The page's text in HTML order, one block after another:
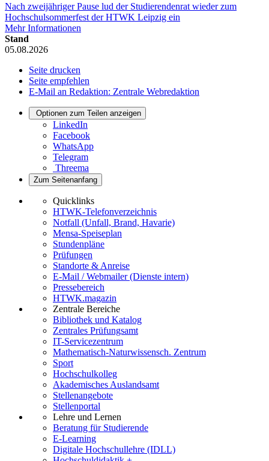
Nach zweijähriger Pause lud der Studierendenrat wieder zum
Hochschulsommerfest der HTWK Leipzig ein
Mehr Informationen
Stand
05.08.2026
Seite drucken
Seite empfehlen
E-Mail an Redaktion: Zentrale Webredaktion
Optionen zum Teilen anzeigen
LinkedIn
Facebook
WhatsApp
Telegram
Threema
Zum Seitenanfang
Quicklinks
HTWK-Telefonverzeichnis
Notfall (Unfall, Brand, Havarie)
Mensa-Speiseplan
Stundenpläne
Prüfungen
Standorte & Anreise
E-Mail / Webmailer (Dienste intern)
Pressebereich
HTWK.magazin
Zentrale Bereiche
Bibliothek und Katalog
Zentrales Prüfungsamt
IT-Servicezentrum
Mathematisch-Naturwissensch. Zentrum
Sport
Hochschulkolleg
Akademisches Auslandsamt
Stellenangebote
Stellenportal
Lehre und Lernen
Beratung für Studierende
E-Learning
Digitale Hochschullehre (IDLL)